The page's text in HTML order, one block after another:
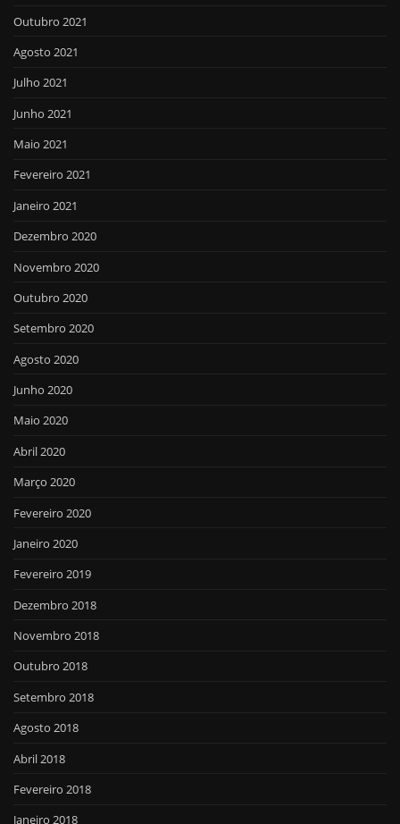
Outubro 2021
Agosto 2021
Julho 2021
Junho 2021
Maio 2021
Fevereiro 2021
Janeiro 2021
Dezembro 2020
Novembro 2020
Outubro 2020
Setembro 2020
Agosto 2020
Junho 2020
Maio 2020
Abril 2020
Março 2020
Fevereiro 2020
Janeiro 2020
Fevereiro 2019
Dezembro 2018
Novembro 2018
Outubro 2018
Setembro 2018
Agosto 2018
Abril 2018
Fevereiro 2018
Janeiro 2018